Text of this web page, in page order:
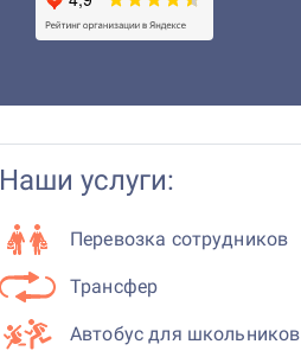
Наши услуги:
Перевозка сотрудников
Трансфер
Автобус для школьников